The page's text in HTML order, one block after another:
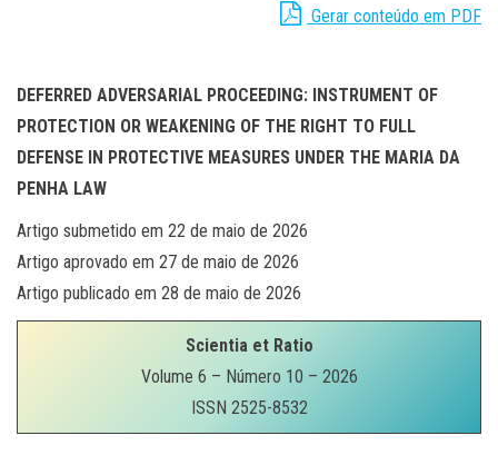
Gerar conteúdo em PDF
DEFERRED ADVERSARIAL PROCEEDING: INSTRUMENT OF
PROTECTION OR WEAKENING OF THE RIGHT TO FULL
DEFENSE IN PROTECTIVE MEASURES UNDER THE MARIA DA
PENHA LAW
Artigo submetido em 22 de maio de 2026
Artigo aprovado em 27 de maio de 2026
Artigo publicado em 28 de maio de 2026
Scientia et Ratio
Volume 6 – Número 10 – 2026
ISSN 2525-8532